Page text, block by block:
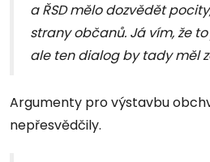
a ŘSD mělo dozvědět
strany občanů. Já vím, že
ale ten dialog by tady měl
Argumenty pro výstavbu
nepřesvědčily.